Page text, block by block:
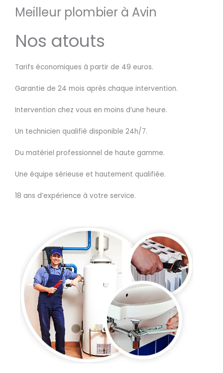
Meilleur plombier à Avin
Nos atouts
Tarifs économiques à partir de 49 euros.
Garantie de 24 mois après chaque intervention.
Intervention chez vous en moins d’une heure.
Un technicien qualifié disponible 24h/7.
Du matériel professionnel de haute gamme.
Une équipe sérieuse et hautement qualifiée.
18 ans d’expérience à votre service.